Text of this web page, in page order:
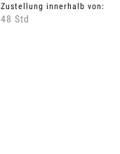
Zustellung innerhalb von:
48 Std